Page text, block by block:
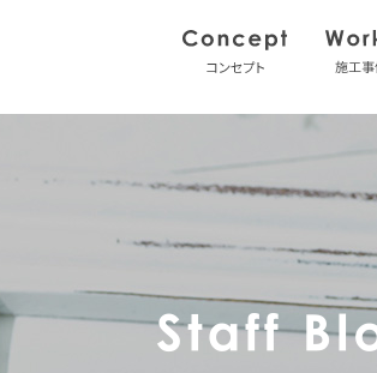
コンセプト